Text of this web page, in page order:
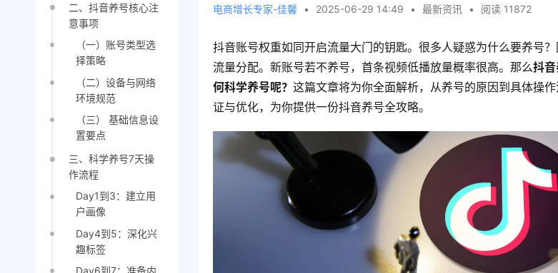
二、抖音养号核心注
意事项
（一）账号类型选
择策略
（二）设备与网络
环境规范
（三） 基础信息设
置要点
三、科学养号7天操
作流程
Day1到3：建立用
户画像
Day4到5：深化兴
趣标签
电商增长专家-佳馨 • 2025-06-29 14:49 • 最新资讯 • 阅读 11872
抖音账号权重如同开启流量大门的钥匙。很多人疑惑为什么要养号
流量分配。新账号若不养号，首条视频低播放量概率很高。那么抖
何科学养号呢？这篇文章将为你全面解析，从养号的原因到具体操
证与优化，为你提供一份抖音养号全攻略。